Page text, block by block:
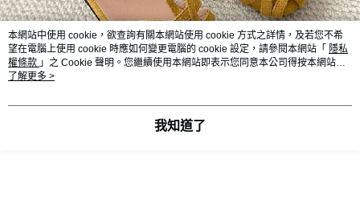
本網站中使用 cookie，欲查詢有關本網站使用 cookie 方式之詳情，及若您不希
望在電腦上使用 cookie 時應如何變更電腦的 cookie 設定，請參閱本網站「 隱私
權條款 」之 Cookie 聲明。您繼續使用本網站即表示您同意本公司得按本網站使
用條款之 Cookie 聲明使用 cookie。
了解更多 >
我知道了